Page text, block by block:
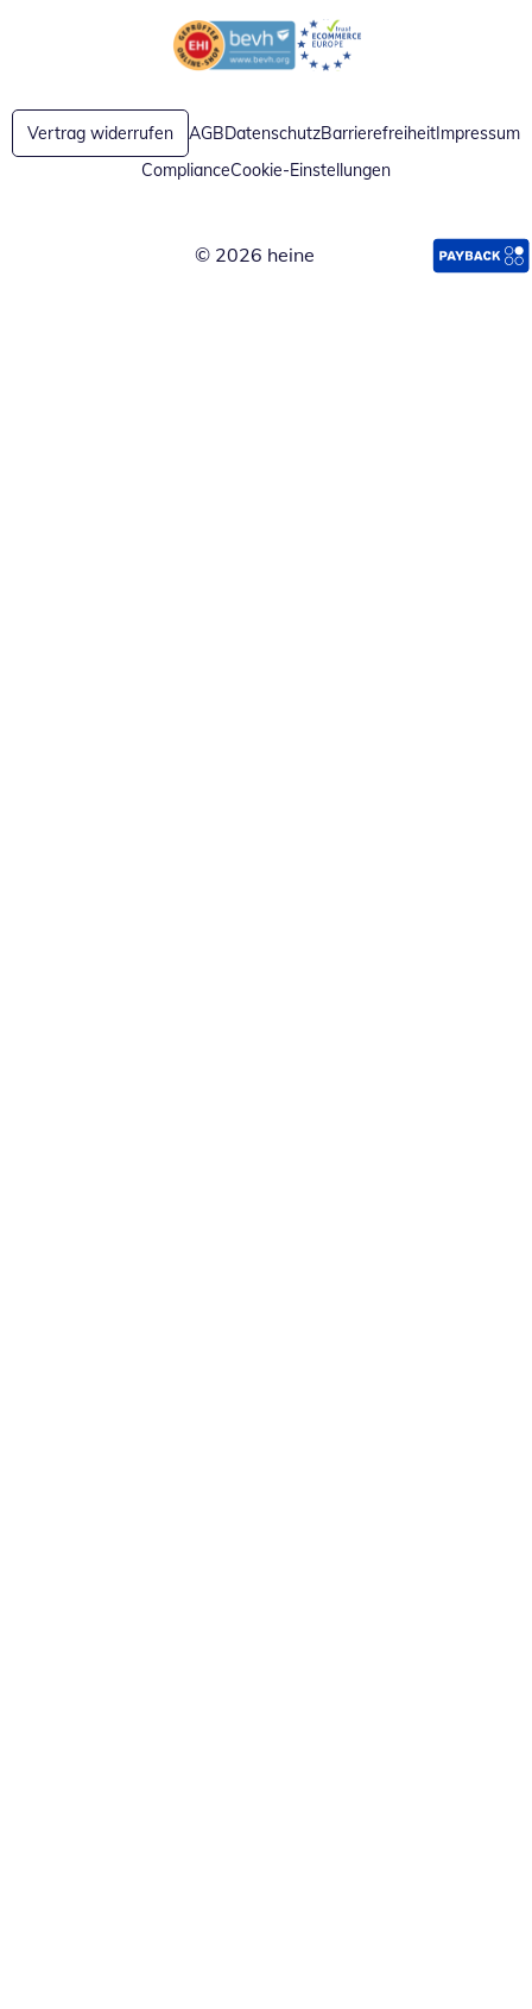
Öffnet in neuem FensterÖffnet in neuem Fenster
Vertrag widerrufen AGBDatenschutzBarrierefreiheitImpressum
ComplianceCookie-Einstellungen
© 2026 heine